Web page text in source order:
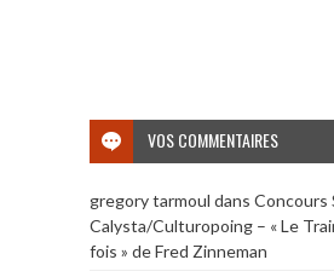
VOS COMMENTAIRES
gregory tarmoul dans Concours
Calysta/Culturopoing – « Le
fois » de Fred Zinneman